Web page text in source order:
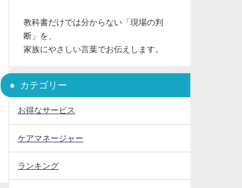
教科書だけでは分からない「現場の判
断」を、
家族にやさしい言葉でお伝えします。
カテゴリー
お得なサービス
ケアマネージャー
ランキング